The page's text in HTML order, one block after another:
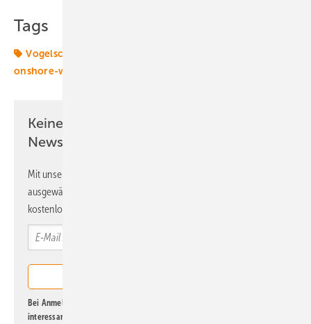
Tags
Vogelschutz
onshore-wind
Keine Zeit? Kein Problem mit dem ERE
Newsletter!
Mit unserem Newsletter erhalten Sie regelmäßig von uns
ausgewählte Informationen und Neuigkeiten, gebündelt und
kostenlos direkt ins Postfach.
Bei Anmeldung zu diesem Newsletter bin ich damit einverstanden, über
interessante Verlags- und Online-Angebote